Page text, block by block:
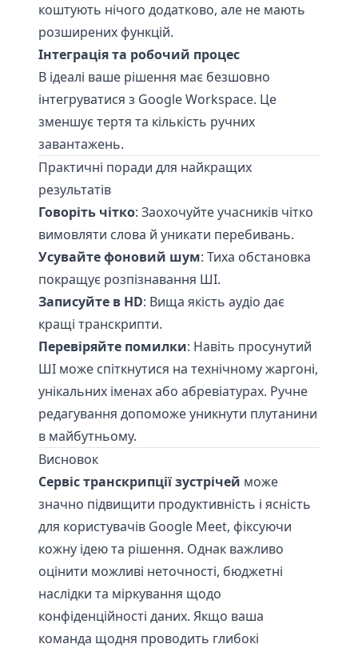
коштують нічого додатково, але не мають
розширених функцій.
Інтеграція та робочий процес
В ідеалі ваше рішення має безшовно
інтегруватися з Google Workspace. Це
зменшує тертя та кількість ручних
завантажень.
Практичні поради для найкращих
результатів
Говоріть чітко: Заохочуйте учасників чітко
вимовляти слова й уникати перебивань.
Усувайте фоновий шум: Тиха обстановка
покращує розпізнавання ШІ.
Записуйте в HD: Вища якість аудіо дає
кращі транскрипти.
Перевіряйте помилки: Навіть просунутий
ШІ може спіткнутися на технічному жаргоні,
унікальних іменах або абревіатурах. Ручне
редагування допоможе уникнути плутанини
в майбутньому.
Висновок
Сервіс транскрипції зустрічей може
значно підвищити продуктивність і ясність
для користувачів Google Meet, фіксуючи
кожну ідею та рішення. Однак важливо
оцінити можливі неточності, бюджетні
наслідки та міркування щодо
конфіденційності даних. Якщо ваша
команда щодня проводить глибокі